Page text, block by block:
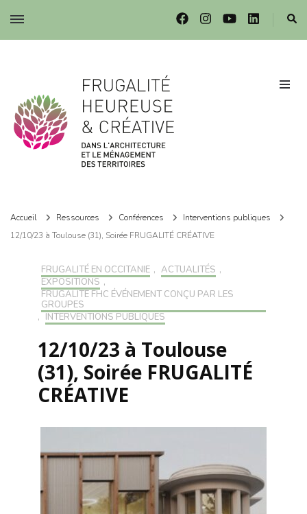
Frugalité dans l'architecture et le ménagement des territoires
Accueil Ressources Conférences
Interventions publiques
12/10/23 à Toulouse (31), Soirée FRUGALITÉ CRÉATIVE
FRUGALITÉ EN OCCITANIE , ACTUALITÉS ,
EXPOSITIONS ,
FRUGALITÉ FHC ÉVÉNEMENT CONÇU PAR LES
GROUPES
, INTERVENTIONS PUBLIQUES
12/10/23 à Toulouse
(31), Soirée FRUGALITÉ
CRÉATIVE